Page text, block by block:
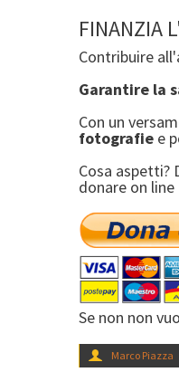
FINANZIA
Contribuire
Garantire la
Con un
fotografie e
Cosa aspetti?
donare on line
Se non non
Marco Piazza